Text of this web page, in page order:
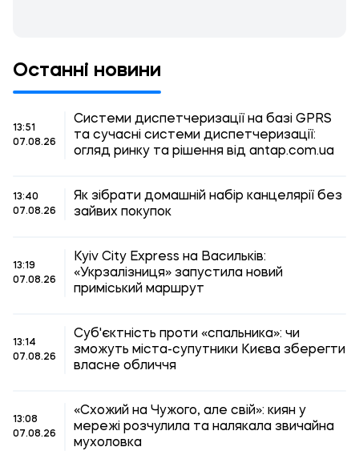
Останні новини
13:51
07.08.26
Системи диспетчеризації на базі GPRS
та сучасні системи диспетчеризації:
огляд ринку та рішення від antap.com.ua
13:40
07.08.26
Як зібрати домашній набір канцелярії без
зайвих покупок
13:19
07.08.26
Kyiv City Express на Васильків:
«Укрзалізниця» запустила новий
приміський маршрут
13:14
07.08.26
Суб'єктність проти «спальника»: чи
зможуть міста-супутники Києва зберегти
власне обличчя
13:08
07.08.26
«Схожий на Чужого, але свій»: киян у
мережі розчулила та налякала звичайна
мухоловка